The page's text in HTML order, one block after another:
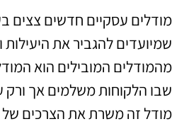
מודלים עסקיים חדשים צצים
שמיועדים להגביר את
מהמודלים המובילים הוא
שבו הלקוחות משלמים אך ורק
מודל זה משרת את הצרכים של